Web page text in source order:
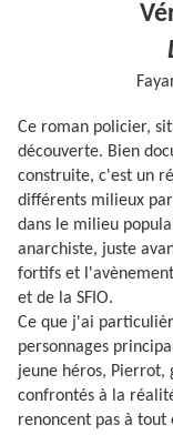
Ce roman policier,
découverte. Bien
construite, c'est un
différents milieux
dans le milieu
anarchiste, juste
fortifs et
et de la SFIO.
Ce que j'ai
personnages
jeune héros, Pierrot,
confrontés à la
renoncent pas à